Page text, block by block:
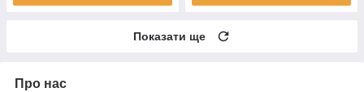
Показати ще
Про нас